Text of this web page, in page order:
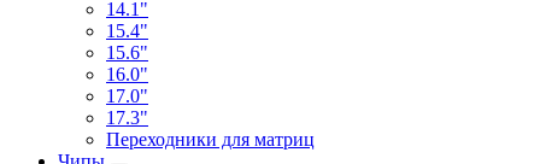
14.1"
15.4"
15.6"
16.0"
17.0"
17.3"
Переходники для матриц